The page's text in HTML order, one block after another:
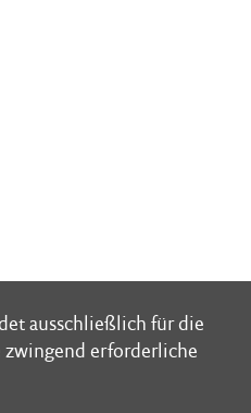
ausschließlich für die
erforderliche
ausschließlich für die
erforderliche